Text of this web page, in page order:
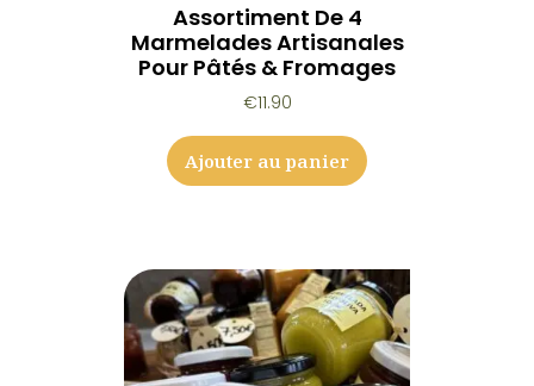
Assortiment De 4
Marmelades Artisanales
Pour Pâtés & Fromages
€11.90
Ajouter au panier